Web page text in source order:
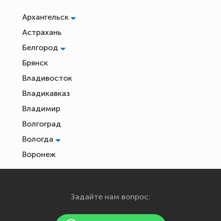
Архангельск
Астрахань
Белгород
Брянск
Владивосток
Владикавказ
Владимир
Волгоград
Вологда
Воронеж
Екатеринбург
Йошкар-Ола
Задайте нам вопрос: